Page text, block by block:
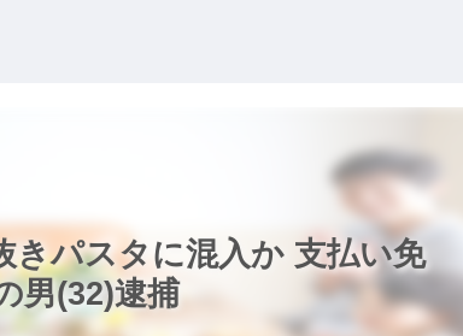
きパスタに混入か 支払い免
男(32)逮捕